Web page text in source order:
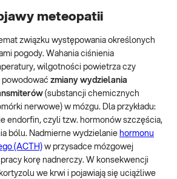
meteopatii
związku występowania określonych
pogody. Wahania ciśnienia
wilgotności powietrza czy
powodować zmiany wydzielania
(substancji chemicznych
nerwowe) w mózgu. Dla przykładu:
endorfin, czyli tzw. hormonów szczęścia,
bólu. Nadmierne wydzielanie hormonu
(ACTH) w przysadce mózgowej
korę nadnerczy. W konsekwencji
we krwi i pojawiają się uciążliwe